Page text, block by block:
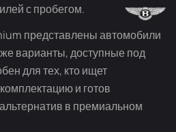
с пробегом.
представлены автомобили
варианты, доступные под
для тех, кто ищет
и готов
в премиальном